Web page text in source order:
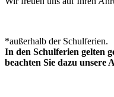
*außerhalb der Schulferien.
In den Schulferien gelten
beachten Sie dazu unsere